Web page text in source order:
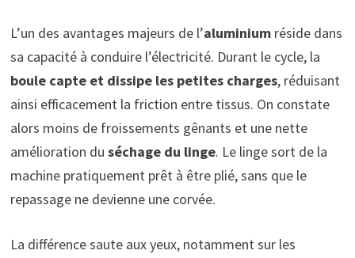
L’un des avantages majeurs de l’aluminiumréside dans
sa capacité à conduire l’électricité. Durant le cycle, la
boule capte et dissipe les petites charges, réduisant
ainsi efficacement la friction entre tissus. On constate
alors moins de froissements gênants et une nette
amélioration du séchage du linge. Le linge sort de la
machine pratiquement prêt à être plié, sans que le
repassage ne devienne une corvée.
La différence saute aux yeux, notamment sur les